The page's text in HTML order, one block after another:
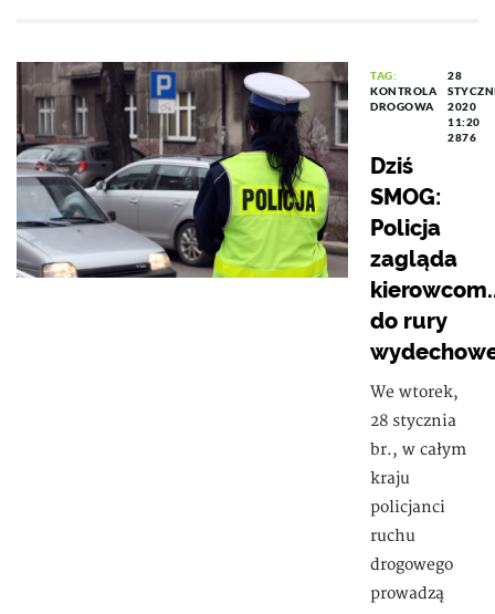
TAG:
KONTROLA
DROGOWA
28
2020
11:20
2876
Dziś
SMOG:
Policja
zagląda
do rury
We wtorek,
28 stycznia
br., w całym
kraju
policjanci
ruchu
drogowego
prowadzą